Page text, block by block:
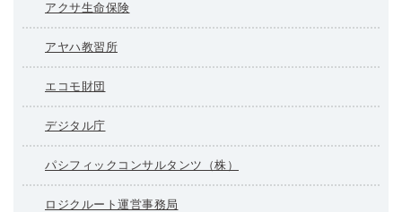
アクサ生命保険
アヤハ教習所
エコモ財団
デジタル庁
パシフィックコンサルタンツ（株）
ロジクルート運営事務局